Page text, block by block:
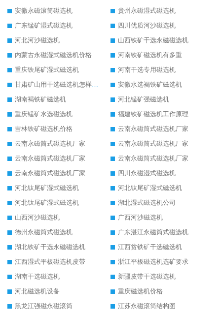
安徽永磁滚筒磁选机
贵州永磁湿式磁选机
广东锰矿湿式磁选机
四川优质河沙磁选机
河北河沙磁选机
山西铁矿干选永磁磁选机
内蒙古永磁湿式磁选机价格
河南铁矿磁选机有多重
重庆铁尾矿湿式磁选机
河南干选专用磁选机
安徽水选褐铁矿磁选机
湖南褐铁矿磁选机
河北锰矿强磁选机
重庆锰矿水选磁选机
福建铁矿磁选机工作原理
吉林铁矿磁选机价格
云南永磁筒式磁选机厂家
云南永磁筒式磁选机厂家
云南永磁筒式磁选机厂家
云南永磁筒式磁选机厂家
云南永磁筒式磁选机厂家
云南永磁筒式磁选机厂家
四川永磁湿式磁选机
河北钛尾矿湿式磁选机
河北钛尾矿湿式磁选机
河北钛尾矿湿式磁选机
湖北湿式磁选机公司
山西河沙磁选机
广西河沙磁选机
德州永磁筒式磁选机
广东湛江永磁筒式磁选机
湖北铁矿干选永磁磁选机
江西贫铁矿干选磁选机
江西湿式平板磁选机皮带
浙江平板磁选机选矿要求
湖南干选磁选机
新疆皮带干选磁选机
河北磁选机设备
重庆磁选机价格
黑龙江强磁永磁滚筒
江苏永磁滚筒结构图